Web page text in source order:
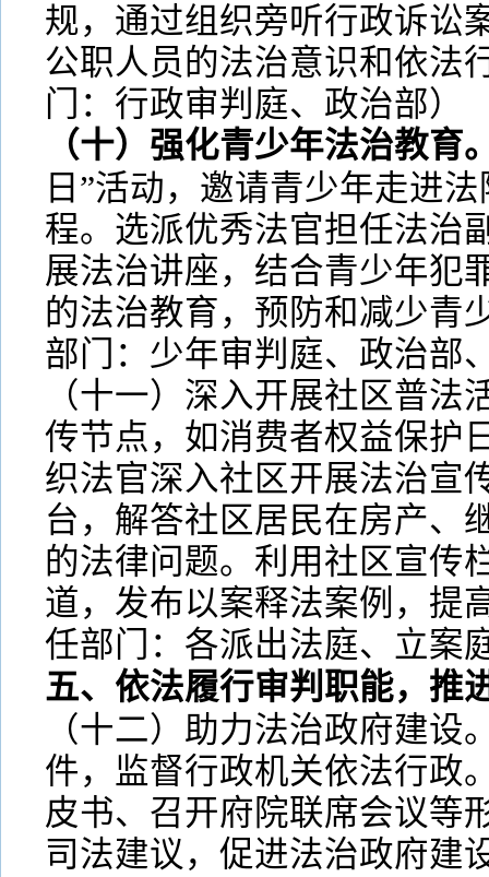
规，通过组织旁听行政诉讼
公职人员的法治意识和依法
门：行政审判庭、政治部）
（十）强化青少年法治教育
日”活动，邀请青少年走进
程。选派优秀法官担任法治
展法治讲座，结合青少年犯
的法治教育，预防和减少青
部门：少年审判庭、政治部
（十一）深入开展社区普法
传节点，如消费者权益保护
织法官深入社区开展法治宣
台，解答社区居民在房产、
的法律问题。利用社区宣传
道，发布以案释法案例，提
任部门：各派出法庭、立案
五、依法履行审判职能，推
（十二）助力法治政府建设
件，监督行政机关依法行政
皮书、召开府院联席会议等
司法建议，促进法治政府建